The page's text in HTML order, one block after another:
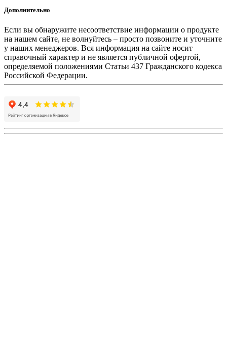
Дополнительно
Если вы обнаружите несоответствие информации о продукте
на нашем сайте, не волнуйтесь – просто позвоните и уточните
у наших менеджеров. Вся информация на сайте носит
справочный характер и не является публичной офертой,
определяемой положениями Статьи 437 Гражданского кодекса
Российской Федерации.